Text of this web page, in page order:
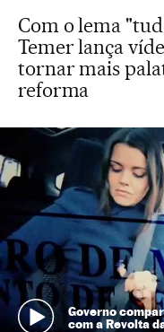
Com o lema
Temer lança
tornar mais
reforma
Governo
com a Revolta